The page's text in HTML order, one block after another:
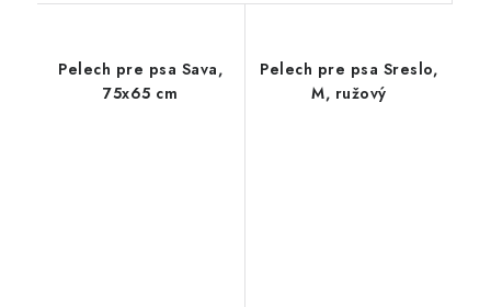
Pelech pre psa Sava,
75x65 cm
Pelech pre psa Sreslo,
M, ružový